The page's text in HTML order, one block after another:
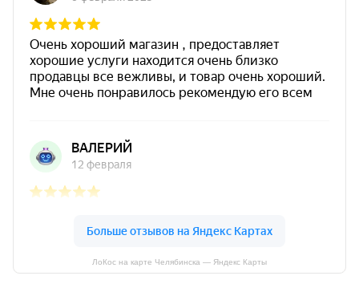
ЛоКос на карте Челябинска — Яндекс Карты